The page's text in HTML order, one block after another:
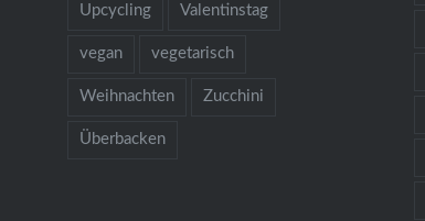
Upcycling Valentinstag
vegan vegetarisch
Weihnachten Zucchini
Überbacken